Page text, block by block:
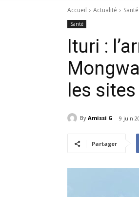
Accueil Actualité Santé
Santé
Ituri :
les sites
By Amissi G 9 juin
Partager